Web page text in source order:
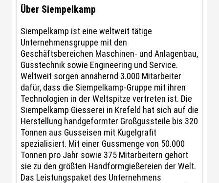
Über Siempelkamp
Siempelkamp ist eine weltweit tätige
Unternehmensgruppe mit den
Geschäftsbereichen Maschinen- und Anlagenbau,
Gusstechnik sowie Engineering und Service.
Weltweit sorgen annähernd 3.000 Mitarbeiter
dafür, dass die Siempelkamp-Gruppe mit ihren
Technologien in der Weltspitze vertreten ist. Die
Siempelkamp Giesserei in Krefeld hat sich auf die
Herstellung handgeformter Großgussteile bis 320
Tonnen aus Gusseisen mit Kugelgrafit
spezialisiert. Mit einer Gussmenge von 50.000
Tonnen pro Jahr sowie 375 Mitarbeitern gehört
sie zu den größten Handformgießereien der Welt.
Das Leistungspaket des Unternehmens